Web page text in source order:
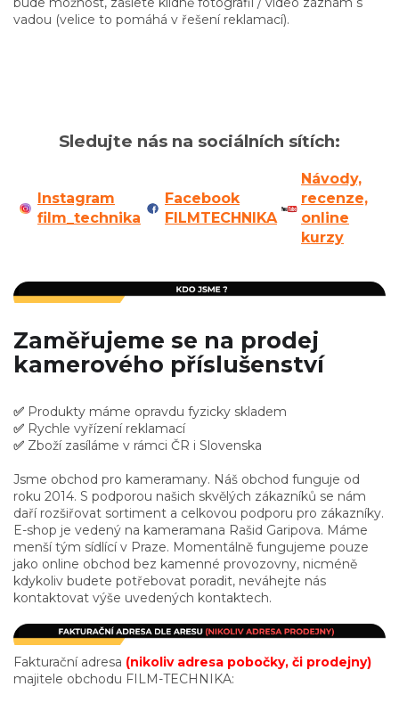
vadou (velice to pomáhá v řešení reklamací).
Sledujte nás na sociálních sítích:
Instagram
film_technika
Facebook
FILMTECHNIKA
Návody,
recenze,
online
kurzy
Zaměřujeme se na prodej
kamerového příslušenství
✅ Produkty máme opravdu fyzicky skladem
✅ Rychle vyřízení reklamací
✅ Zboží zasíláme v rámci ČR i Slovenska
Jsme obchod pro kameramany. Náš obchod funguje od
roku 2014. S podporou našich skvělých zákazníků se nám
daří rozšiřovat sortiment a celkovou podporu pro zákazníky.
E-shop je vedený na kameramana Rašid Garipova. Máme
menší tým sídlící v Praze. Momentálně fungujeme pouze
jako online obchod bez kamenné provozovny, nicméně
kdykoliv budete potřebovat poradit, neváhejte nás
kontaktovat výše uvedených kontaktech.
Fakturační adresa (nikoliv adresa pobočky, či prodejny)
majitele obchodu FILM-TECHNIKA: